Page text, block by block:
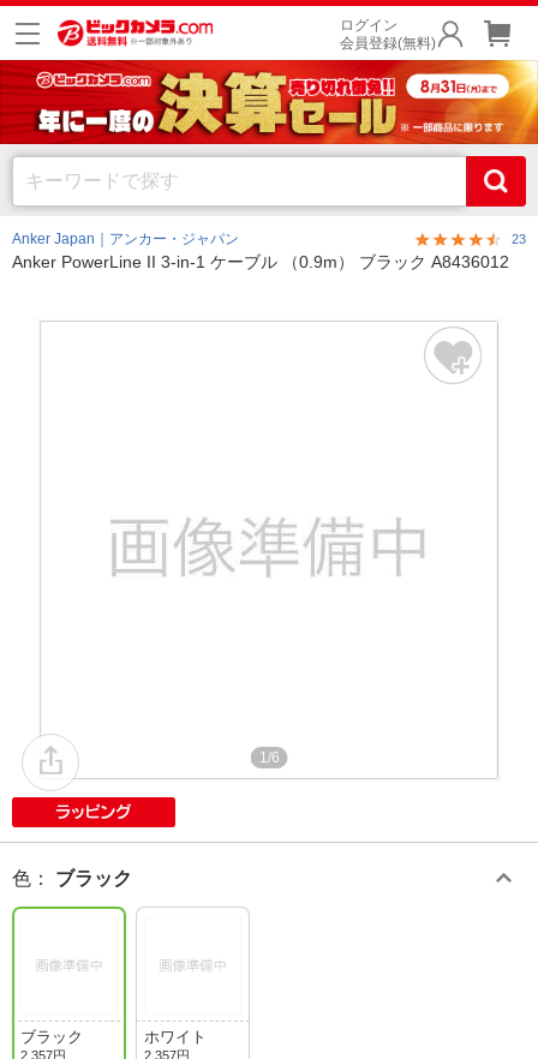
ログイン
会員登録(無料)
Anker Japan｜アンカー・ジャパン 23
Anker PowerLine II 3-in-1 ケーブル （0.9m） ブラック A8436012
1/6
色 ： ブラック
ブラック
2,357円
ホワイト
2,357円